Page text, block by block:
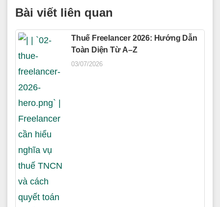
Bài viết liên quan
Thuế Freelancer 2026: Hướng Dẫn
Toàn Diện Từ A–Z
03/07/2026